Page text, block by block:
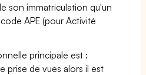
son immatriculation qu'un
APE (pour Activité
principale est :
prise de vues alors il est